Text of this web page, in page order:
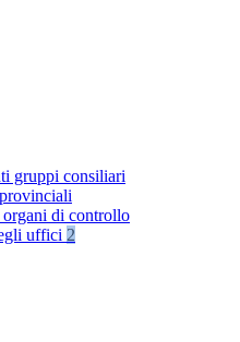
gruppi consiliari
di controllo
uffici 2